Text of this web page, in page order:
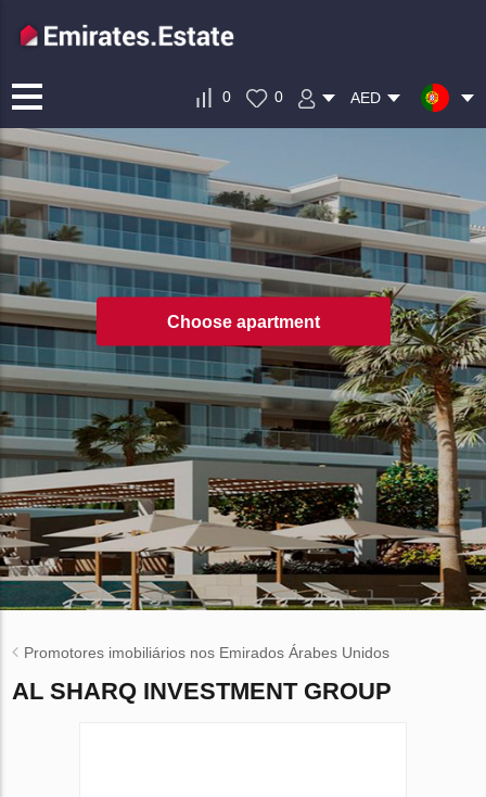
0 0 AED
Choose apartment
Promotores imobiliários nos Emirados Árabes Unidos
AL SHARQ INVESTMENT GROUP